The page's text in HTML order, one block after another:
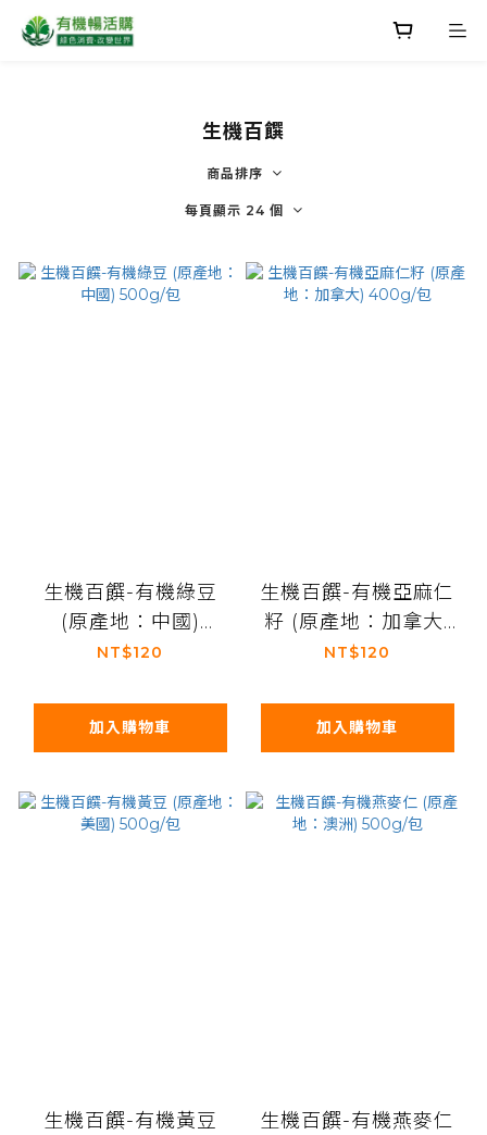
生機百饌
商品排序
每頁顯示 24 個
生機百饌-有機綠豆
(原產地：中國)
500g/包
NT$120
加入購物車
生機百饌-有機亞麻仁
籽 (原產地：加拿大)
400g/包
NT$120
加入購物車
生機百饌-有機黃豆
生機百饌-有機燕麥仁